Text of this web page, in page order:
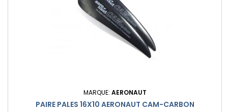
MARQUE: AERONAUT
PAIRE PALES 16X10 AERONAUT CAM-CARBON